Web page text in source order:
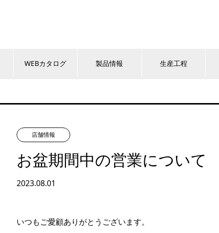
WEBカタログ 製品情報 生産工程
店舗情報
お盆期間中の営業について
2023.08.01
いつもご愛顧ありがとうございます。